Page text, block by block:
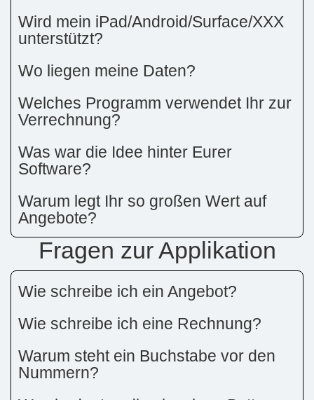
Wird mein iPad/Android/Surface/XXX
unterstützt?
Wo liegen meine Daten?
Welches Programm verwendet Ihr zur
Verrechnung?
Was war die Idee hinter Eurer
Software?
Warum legt Ihr so großen Wert auf
Angebote?
Fragen zur Applikation
Wie schreibe ich ein Angebot?
Wie schreibe ich eine Rechnung?
Warum steht ein Buchstabe vor den
Nummern?